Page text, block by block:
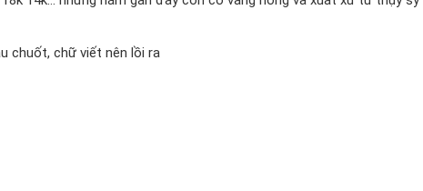
chuốt, chữ viết nên lồi ra